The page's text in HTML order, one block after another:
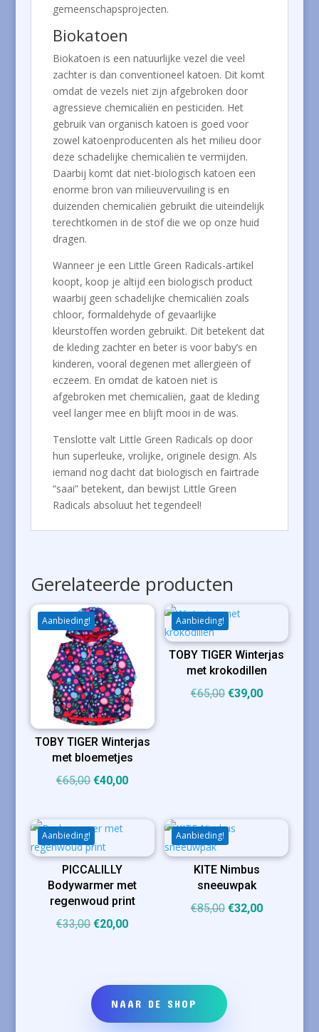
gemeenschapsprojecten.
Biokatoen
Biokatoen is een natuurlijke vezel die veel
zachter is dan conventioneel katoen. Dit komt
omdat de vezels niet zijn afgebroken door
agressieve chemicaliën en pesticiden. Het
gebruik van organisch katoen is goed voor
zowel katoenproducenten als het milieu door
deze schadelijke chemicaliën te vermijden.
Daarbij komt dat niet-biologisch katoen een
enorme bron van milieuvervuiling is en
duizenden chemicaliën gebruikt die uiteindelijk
terechtkomen in de stof die we op onze huid
dragen.
Wanneer je een Little Green Radicals-artikel
koopt, koop je altijd een biologisch product
waarbij geen schadelijke chemicaliën zoals
chloor, formaldehyde of gevaarlijke
kleurstoffen worden gebruikt. Dit betekent dat
de kleding zachter en beter is voor baby’s en
kinderen, vooral degenen met allergieën of
eczeem. En omdat de katoen niet is
afgebroken met chemicaliën, gaat de kleding
veel langer mee en blijft mooi in de was.
Tenslotte valt Little Green Radicals op door
hun superleuke, vrolijke, originele design. Als
iemand nog dacht dat biologisch en fairtrade
“saai” betekent, dan bewijst Little Green
Radicals absoluut het tegendeel!
Gerelateerde producten
Aanbieding!
TOBY TIGER Winterjas
met bloemetjes
€65,00 Oorspronkelijke
€65,00.
€40,00Huidige
Aanbieding!
TOBY TIGER Winterjas
met krokodillen
€65,00 Oorspronkelijke
€39,00Huidige
Aanbieding!
PICCALILLY
Bodywarmer met
regenwoud print
€33,00 Oorspronkelijke
€20,00Huidige
Aanbieding!
KITE Nimbus
sneeuwpak
€85,00 Oorspronkelijke
€32,00Huidige
NAAR DE SHOP